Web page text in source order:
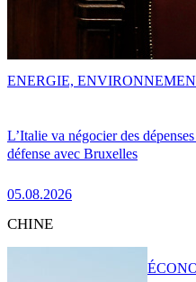
L’Italie va négocier des
défense avec Bruxelles
05.08.2026
ENERGIE,
CHINE